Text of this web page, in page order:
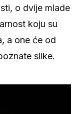
o dvije mlade
koju su
a one će od
slike.